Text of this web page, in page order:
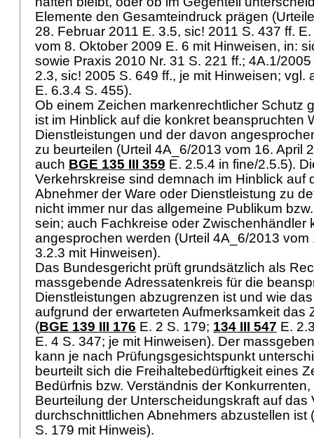
Elemente den Gesamteindruck prägen
28. Februar 2011 E. 3.5, sic! 2011 S. 437 ff.
vom 8. Oktober 2009 E. 6 mit Hinweisen, in:
sowie Praxis 2010 Nr. 31 S. 221 ff.; 4A.1/
2.3, sic! 2005 S. 649 ff., je mit Hinweisen; vgl.
E. 6.3.4 S. 455).
Ob einem Zeichen markenrechtlicher Schutz
ist im Hinblick auf die konkret beanspruchten
Dienstleistungen und der davon
zu beurteilen (Urteil 4A_6/2013 vom 16. April
auch BGE 135 III 359 E. 2.5.4 in fine/2.5.5).
Verkehrskreise sind demnach im Hinblick auf
Abnehmer der Ware oder Dienstleistung zu
nicht immer nur das allgemeine Publikum
sein; auch Fachkreise oder Zwischenhändler
angesprochen werden (Urteil 4A_6/2013 vom
3.2.3 mit Hinweisen).
Das Bundesgericht prüft grundsätzlich als
massgebende Adressatenkreis für die
Dienstleistungen abzugrenzen ist und wie
aufgrund der erwarteten Aufmerksamkeit das
(BGE 139 III 176 E. 2 S. 179; 134 III 547 E.
E. 4 S. 347; je mit Hinweisen). Der
kann je nach Prüfungsgesichtspunkt
beurteilt sich die Freihaltebedürftigkeit eines
Bedürfnis bzw. Verständnis der
Beurteilung der Unterscheidungskraft auf das
durchschnittlichen Abnehmers abzustellen ist (
S. 179 mit Hinweis).